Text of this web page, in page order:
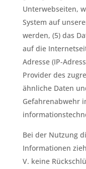
Unterwebseiten,
System auf
werden, (5) das
auf die
Adresse (IP-
Provider des
ähnliche Daten
Gefahrenabwehr
Bei der Nutzung
Informationen
V. keine